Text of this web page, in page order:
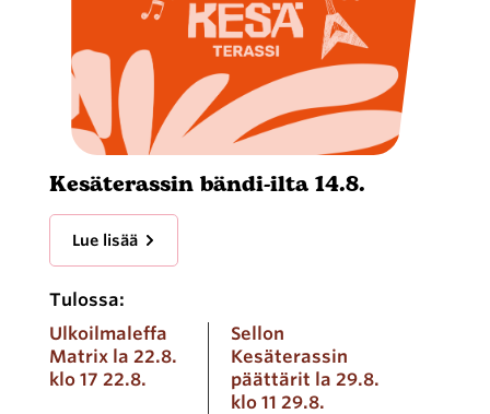
Kesäterassin bändi-ilta 14.8.
Lue lisää
Tulossa:
Ulkoilmaleffa
Matrix la 22.8.
klo 17 22.8.
Sellon
Kesäterassin
päättärit la 29.8.
klo 11 29.8.